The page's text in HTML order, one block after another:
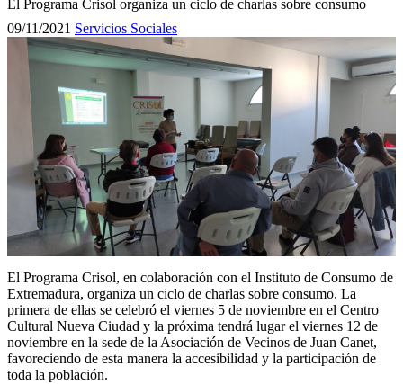
El Programa Crisol organiza un ciclo de charlas sobre consumo
09/11/2021 Servicios Sociales
El Programa Crisol, en colaboración con el Instituto de Consumo de
Extremadura, organiza un ciclo de charlas sobre consumo. La
primera de ellas se celebró el viernes 5 de noviembre en el Centro
Cultural Nueva Ciudad y la próxima tendrá lugar el viernes 12 de
noviembre en la sede de la Asociación de Vecinos de Juan Canet,
favoreciendo de esta manera la accesibilidad y la participación de
toda la población.